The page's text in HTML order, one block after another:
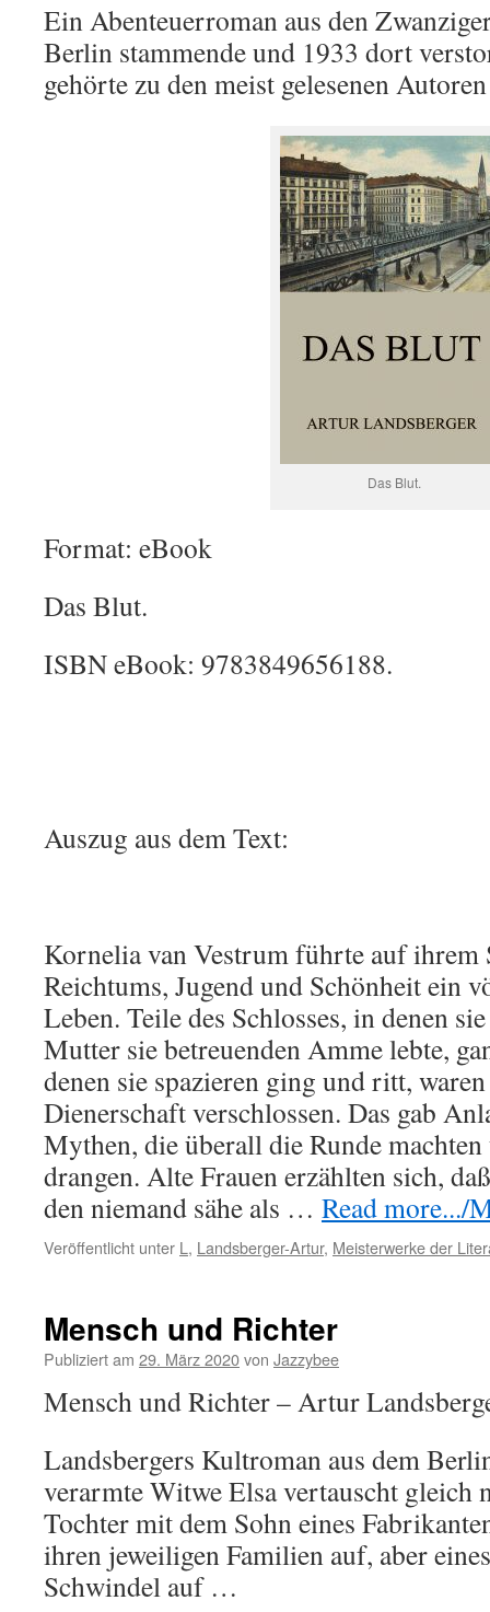
Ein Abenteuerroman aus den
Berlin stammende und 1933 dort
gehörte zu den meist gelesenen
Das Blut.
Format: eBook
Das Blut.
ISBN eBook: 9783849656188.
Auszug aus dem Text:
Kornelia van Vestrum führte auf ihrem
Reichtums, Jugend und Schönheit ein
Leben. Teile des Schlosses, in denen
Mutter sie betreuenden Amme lebte,
denen sie spazieren ging und ritt,
Dienerschaft verschlossen. Das gab
Mythen, die überall die Runde
drangen. Alte Frauen erzählten sich,
den niemand sähe als … Read more.../
Veröffentlicht unter L , Landsberger-Artur, Meisterwerke der
Mensch und Richter
Publiziert am 29. März 2020von Jazzybee
Mensch und Richter – Artur
Landsbergers Kultroman aus dem
verarmte Witwe Elsa vertauscht gleich
Tochter mit dem Sohn eines
ihren jeweiligen Familien auf, aber
Schwindel auf …